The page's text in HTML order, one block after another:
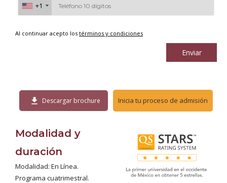
+1
+1
Al continuar acepto los términos y condiciones
Enviar
download Descargar brochure Inicia tu proceso de admisión
Modalidad y
duración
Modalidad: En Línea.
Programa cuatrimestral.